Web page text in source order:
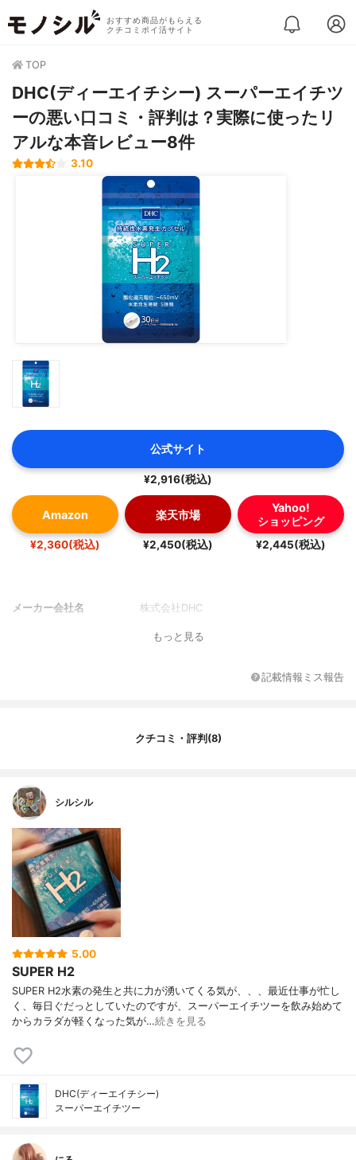
おすすめ商品がもらえる
クチコミポイ活サイト
TOP
DHC(ディーエイチシー) スーパーエイチツ
ーの悪い口コミ・評判は？実際に使ったリ
アルな本音レビュー8件
3.10
公式サイト
¥2,916(税込)
Amazon
¥2,360(税込)
楽天市場
¥2,450(税込)
Yahoo!
ショッピング
¥2,445(税込)
メーカー会社名 株式会社DHC
もっと見る
記載情報ミス報告
クチコミ・評判(8)
シルシル
5.00
SUPER H2
SUPER H2水素の発生と共に力が湧いてくる気が、、、最近仕事が忙し
く、毎日ぐだっとしていたのですが、スーパーエイチツーを飲み始めて
からカラダが軽くなった気が…続きを見る
DHC(ディーエイチシー)
スーパーエイチツー